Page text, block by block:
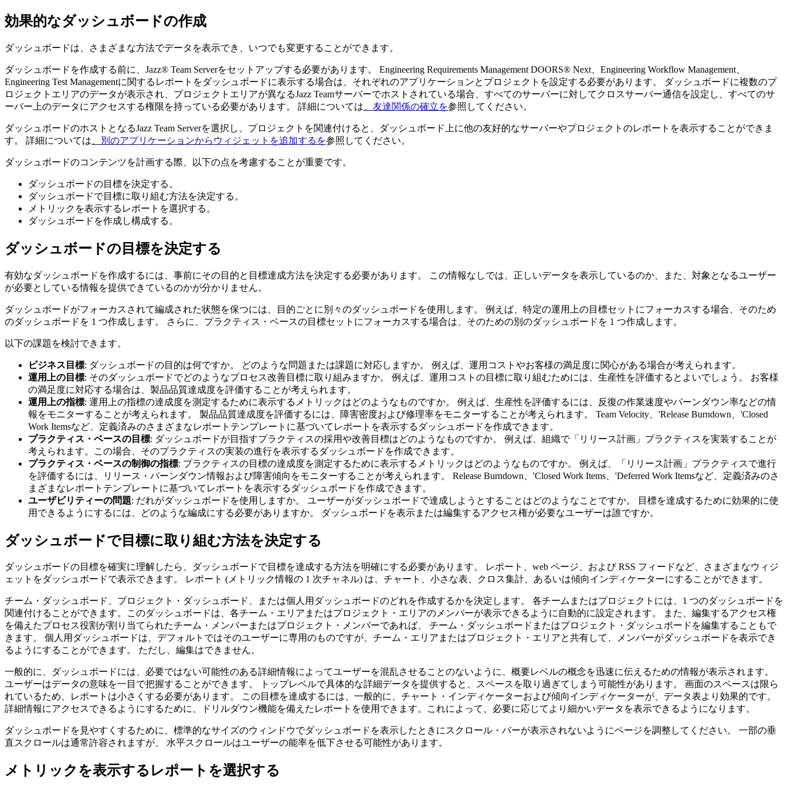
効果的なダッシュボードの作成
ダッシュボードは、さまざまな方法でデータを表示でき、いつでも変更することができます。
ダッシュボードを作成する前に、 Jazz® Team Serverをセットアップする必要があります。 Engineering Requirements Management DOORS® Next Engineering Workflow Management
Engineering Test Managementに関するレポートをダッシュボードに表示する場合は、それぞれのアプリケーションとプロジェクトを設定する必要があります。 ダッシュボードに複数のプ
ロジェクトエリアのデータが表示され、プロジェクトエリアが異なるJazz Teamサーバーでホストされている場合、すべてのサーバーに対してクロスサーバー通信を設定し、すべてのサ
ーバー上のデータにアクセスする権限を持っている必要があります。 詳細については 、友達関係の確立を参照してください。
ダッシュボードのホストとなるJazz Team Serverを選択し、プロジェクトを関連付けると、ダッシュボード上に他の友好的なサーバーやプロジェクトのレポートを表示することができま
す。 詳細については 、別のアプリケーションからウィジェットを追加するを参照してください。
ダッシュボードのコンテンツを計画する際、以下の点を考慮することが重要です。
ダッシュボードの目標を決定する。
ダッシュボードで目標に取り組む方法を決定する。
メトリックを表示するレポートを選択する。
ダッシュボードを作成し構成する。
ダッシュボードの目標を決定する
有効なダッシュボードを作成するには、事前にその目的と目標達成方法を決定する必要があります。 この情報なしでは、正しいデータを表示しているのか、また、対象となるユーザー
が必要としている情報を提供できているのかが分かりません。
ダッシュボードがフォーカスされて編成された状態を保つには、目的ごとに別々のダッシュボードを使用します。 例えば、特定の運用上の目標セットにフォーカスする場合、そのため
のダッシュボードを 1 つ作成します。 さらに、プラクティス・ベースの目標セットにフォーカスする場合は、そのための別のダッシュボードを 1 つ作成します。
以下の課題を検討できます。
ビジネス目標: ダッシュボードの目的は何ですか。 どのような問題または課題に対応しますか。 例えば、運用コストやお客様の満足度に関心がある場合が考えられます。
運用上の目標: そのダッシュボードでどのようなプロセス改善目標に取り組みますか。 例えば、運用コストの目標に取り組むためには、生産性を評価するとよいでしょう。 お客様
の満足度に対応する場合は、製品品質達成度を評価することが考えられます。
運用上の指標: 運用上の指標の達成度を測定するために表示するメトリックはどのようなものですか。 例えば、生産性を評価するには、反復の作業速度やバーンダウン率などの情
報をモニターすることが考えられます。 製品品質達成度を評価するには、障害密度および修理率をモニターすることが考えられます。 Team Velocity 、'Release Burndown 、'Closed
Work Itemsなど、定義済みのさまざまなレポートテンプレートに基づいてレポートを表示するダッシュボードを作成できます。
プラクティス・ベースの目標: ダッシュボードが目指すプラクティスの採用や改善目標はどのようなものですか。 例えば、組織で「リリース計画」プラクティスを実装することが
考えられます。この場合、そのプラクティスの実装の進行を表示するダッシュボードを作成できます。
プラクティス・ベースの制御の指標: プラクティスの目標の達成度を測定するために表示するメトリックはどのようなものですか。 例えば、「リリース計画」プラクティスで進行
を評価するには、リリース・バーンダウン情報および障害傾向をモニターすることが考えられます。 Release Burndown 、'Closed Work Items 、'Deferred Work Itemsなど、定義済みのさ
まざまなレポートテンプレートに基づいてレポートを表示するダッシュボードを作成できます。
ユーザビリティーの問題: だれがダッシュボードを使用しますか。 ユーザーがダッシュボードで達成しようとすることはどのようなことですか。 目標を達成するために効果的に使
用できるようにするには、どのような編成にする必要がありますか。 ダッシュボードを表示または編集するアクセス権が必要なユーザーは誰ですか。
ダッシュボードで目標に取り組む方法を決定する
ダッシュボードの目標を確実に理解したら、ダッシュボードで目標を達成する方法を明確にする必要があります。 レポート、web ページ、および RSS フィードなど、さまざまなウィジ
ェットをダッシュボードで表示できます。 レポート (メトリック情報の 1 次チャネル) は、チャート、小さな表、クロス集計、あるいは傾向インディケーターにすることができます。
チーム・ダッシュボード、プロジェクト・ダッシュボード、または個人用ダッシュボードのどれを作成するかを決定します。 各チームまたはプロジェクトには、1 つのダッシュボードを
関連付けることができます。このダッシュボードは、各チーム・エリアまたはプロジェクト・エリアのメンバーが表示できるように自動的に設定されます。 また、編集するアクセス権
を備えたプロセス役割が割り当てられたチーム・メンバーまたはプロジェクト・メンバーであれば、 チーム・ダッシュボードまたはプロジェクト・ダッシュボードを編集することもで
きます。 個人用ダッシュボードは、デフォルトではそのユーザーに専用のものですが、チーム・エリアまたはプロジェクト・エリアと共有して、メンバーがダッシュボードを表示でき
るようにすることができます。 ただし、編集はできません。
一般的に、ダッシュボードには、必要ではない可能性のある詳細情報によってユーザーを混乱させることのないように、概要レベルの概念を迅速に伝えるための情報が表示されます。
ユーザーはデータの意味を一目で把握することができます。 トップレベルで具体的な詳細データを提供すると、スペースを取り過ぎてしまう可能性があります。 画面のスペースは限ら
れているため、レポートは小さくする必要があります。 この目標を達成するには、一般的に、チャート・インディケーターおよび傾向インディケーターが、データ表より効果的です。
詳細情報にアクセスできるようにするために、ドリルダウン機能を備えたレポートを使用できます。これによって、必要に応じてより細かいデータを表示できるようになります。
ダッシュボードを見やすくするために、標準的なサイズのウィンドウでダッシュボードを表示したときにスクロール・バーが表示されないようにページを調整してください。 一部の垂
直スクロールは通常許容されますが、 水平スクロールはユーザーの能率を低下させる可能性があります。
メトリックを表示するレポートを選択する